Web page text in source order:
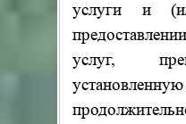
услуги и
услуг,
установленную